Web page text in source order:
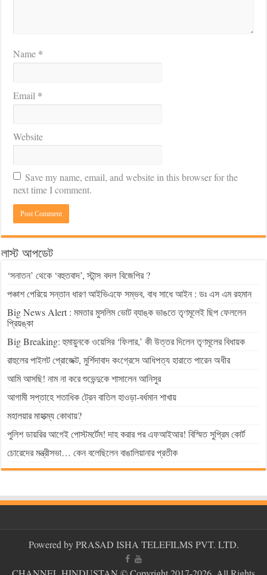
Name *
Email *
Website
Save my name, email, and website in this browser for the
next time I comment.
লাস্ট আপডেট
‘সনাতন’ থেকে ‘বহুতবাদ’, স্টান্স বদল বিজেপির ?
পঞ্চাশ পেরিয়ে সন্তান ধারণ আইভিএফে সম্ভব, বাধ সাধে আইন : ডঃ এস এম রহমান
Big News Alert : মমতার মুসলিম ভোট ব্যাঙ্ক ভাঙতে তৃণমূলেই ছিপ ফেললেন
প্রিয়ঙ্কা
Big Breaking: হুমায়ুনকে ওয়েসির ‘ফিলার,’ কী উত্তর দিলেন তৃণমূলের বিধায়ক
রাহুলের পাইলট প্রোজেক্ট, মুর্শিদাবাদ কংগ্রেসে আধিপত্য হারাতে পারেন অধীর
আমি আসছি! নাম না করে শুভেন্দুকে শাসালেন আনিসুর
আগামী সপ্তাহে শতাধিক ট্রেন বাতিল হাওড়া-বর্ধমান শাখায়
মহালয়ার মাহাত্ম্য কোথায়?
পুলিশ ডায়রির আগেই পোস্টমর্টেম! দাহ করার পর এফআইআর! বিস্মিত সুপ্রিম কোর্ট
চোরেদের মন্ত্রীসভা… কেন বলেছিলেন বাঙালিয়ানার প্রতীক
Powered by PRASAD ISHA TELEFILMS PVT. LTD.